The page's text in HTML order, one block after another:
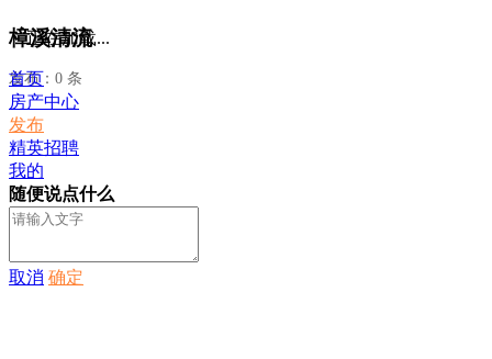
樟溪清流
发布：0 条
正在加载...
首页
房产中心
发布
精英招聘
我的
随便说点什么
取消 确定